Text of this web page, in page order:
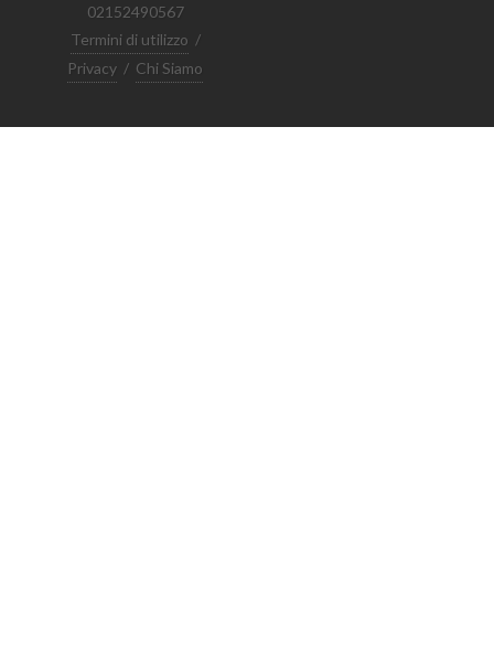
02152490567
Termini di utilizzo /
Privacy / Chi Siamo